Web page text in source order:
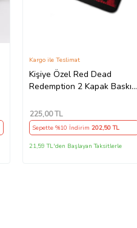
Kişiye Özel Red Dead
Redemption 2 Kapak Baskılı
Kargo ile Teslimat
225,00 TL
Sepette %10 İndirim202,50 TL
21,59 TL'den Başlayan Taksitlerle